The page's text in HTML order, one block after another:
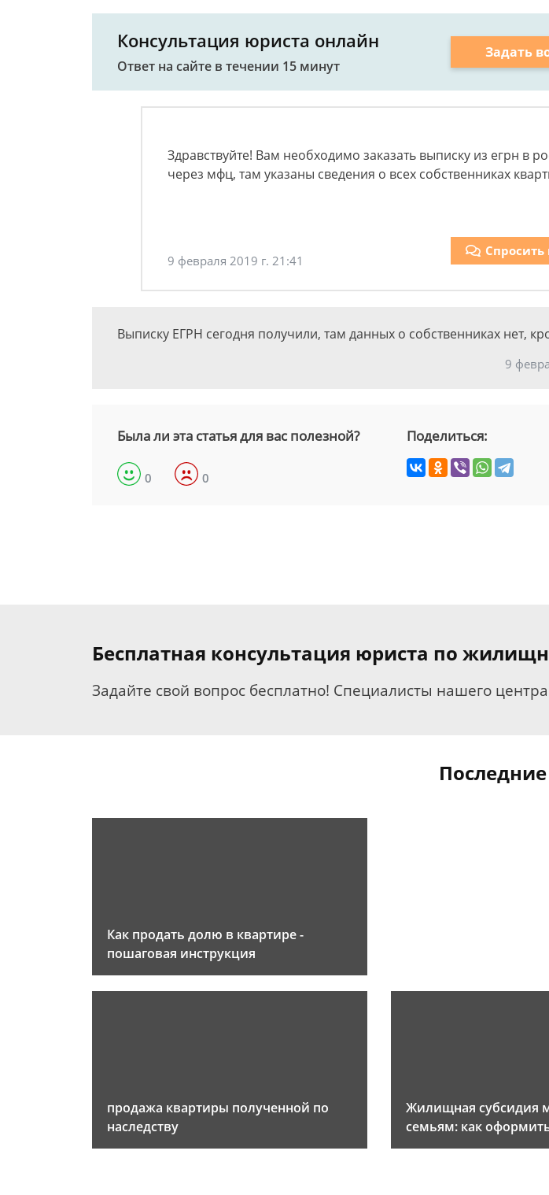
Консультация юриста онлайн
Ответ на сайте в течении 15 минут
Задать
Здравствуйте! Вам необходимо заказать выписку из егрн в
через мфц, там указаны сведения о всех собственниках
9 февраля 2019 г. 21:41
Спросить
Выписку ЕГРН сегодня получили, там данных о собственниках нет,
9
Была ли эта статья для вас полезной?
0 0
Поделиться:
Бесплатная консультация юриста по
Задайте свой вопрос бесплатно! Специалисты нашего
Как продать долю в квартире -
пошаговая инструкция
продажа квартиры полученной по
наследству
Жилищная субсидия
семьям: как